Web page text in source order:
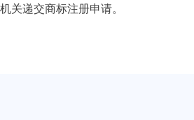
关递交商标注册申请。